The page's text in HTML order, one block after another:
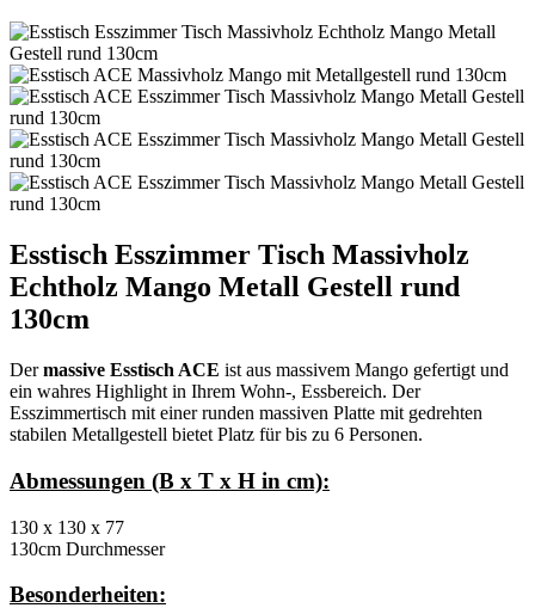
Esstisch Esszimmer Tisch Massivholz
Echtholz Mango Metall Gestell rund
130cm
Dermassive Esstisch ACE ist aus massivem Mango gefertigt und
ein wahres Highlight in Ihrem Wohn-, Essbereich. Der
Esszimmertisch mit einer runden massiven Platte mit gedrehten
stabilen Metallgestell bietet Platz für bis zu 6 Personen.
Abmessungen (B x T x H in cm):
130 x 130 x 77
130cm Durchmesser
Besonderheiten: